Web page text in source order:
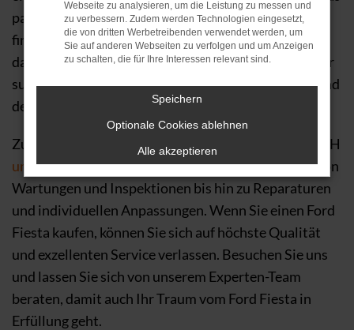
passende Modell sowie die ideale Ausstattung zu
finden. Ganz gleich, ob Sie nach einem Fahrzeug für
das tägliche Pendeln oder für Ihr nächstes Abenteuer
suchen – der Ford Fiesta bietet Ihnen die Leistung und
den Komfort, den Sie sich wünschen.
Zusätzlich bieten wir Ihnen bei Autohaus H&H GmbH
umfangreiche Servicesrund um Ihren Ford Fiesta, von
Wartungen und Inspektionen bis hin zu Reparaturen
und individuellen Anpassungen. Wenn Sie einen Ford
Fiesta kaufen, können Sie sich auf höchste Qualität
und exzellenten Service verlassen. Besuchen Sie uns
und lassen Sie sich von unserem Experten-Team
beraten, damit auch Ihr Traum vom Ford Fiesta in
Erfüllung geht.
Webseite zu analysieren, um die Leistung zu messen und
zu verbessern. Zudem werden Technologien eingesetzt,
die von dritten Werbetreibenden verwendet werden, um
Sie auf anderen Webseiten zu verfolgen und um Anzeigen
zu schalten, die für Ihre Interessen relevant sind.
Speichern
Optionale Cookies ablehnen
Alle akzeptieren